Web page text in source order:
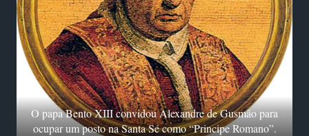
O papa Bento XIII convidou Alexandre de Gusmão para
ocupar um posto na Santa Sé como “Principe Romano”.